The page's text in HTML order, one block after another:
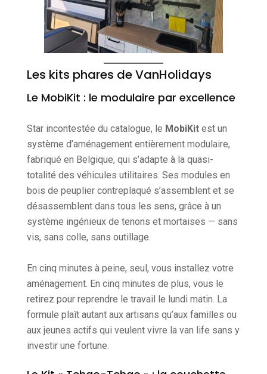
Les kits phares de VanHolidays
Le MobiKit : le modulaire par excellence
Star incontestée du catalogue, le MobiKitest un
système d’aménagement entièrement modulaire,
fabriqué en Belgique, qui s’adapte à la quasi-
totalité des véhicules utilitaires. Ses modules en
bois de peuplier contreplaqué s’assemblent et se
désassemblent dans tous les sens, grâce à un
système ingénieux de tenons et mortaises — sans
vis, sans colle, sans outillage.
En cinq minutes à peine, seul, vous installez votre
aménagement. En cinq minutes de plus, vous le
retirez pour reprendre le travail le lundi matin. La
formule plaît autant aux artisans qu’aux familles ou
aux jeunes actifs qui veulent vivre la van life sans y
investir une fortune.